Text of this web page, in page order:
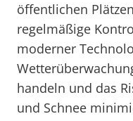
öffentlichen
regelmäßige
moderner
handeln und das
und Schnee